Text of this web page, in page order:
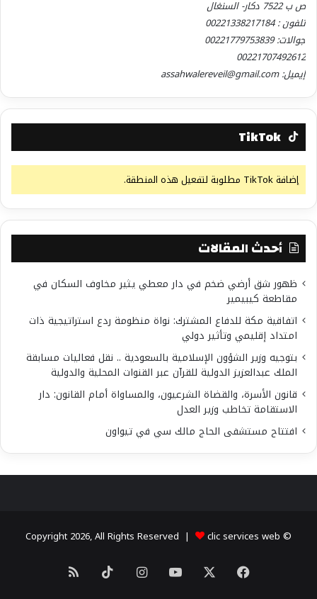
ص ب 7522 دكار- السنغال
تلفون : 00221338217184
جوالات: 00221779753839
00221707492612
إيميل: assahwalereveil@gmail.com
TikTok
إضافة TikTok مطلوبة لتفعيل هذه المنطقة.
أحدث المقالات
ظهور شق أرضي ضخم في دار معطي يثير مخاوف السكان في
مقاطعة كيبيمير
اتفاقية مكة للدفاع المشترك: نواة منظومة ردع استراتيجية ذات
امتداد إقليمي وتأثير دولي
بتوجيه وزير الشؤون الإسلامية بالسعودية .. نقل فعاليات مسابقة
الملك عبدالعزيز الدولية للقرآن عبر القنوات المحلية والدولية
قانون الأسرة، والقضاة الشرعيون، والمساواة أمام القانون: دار
الاستقامة تخاطب وزير العدل
افتتاح مستشفى الحاج مالك سي في تيواون
© Copyright 2026, All Rights Reserved |
clic services web
فيسبوك يوتيوبانستقرام ‫TikTokملخص